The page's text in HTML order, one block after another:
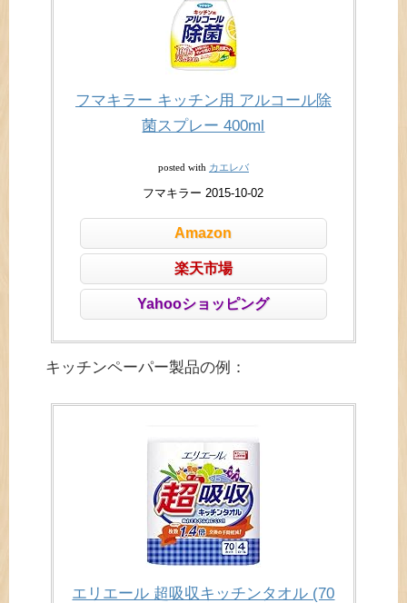
フマキラー キッチン用 アルコール除
菌スプレー 400ml
posted with カエレバ
フマキラー 2015-10-02
Amazon
楽天市場
Yahooショッピング
キッチンペーパー製品の例：
エリエール 超吸収キッチンタオル (70